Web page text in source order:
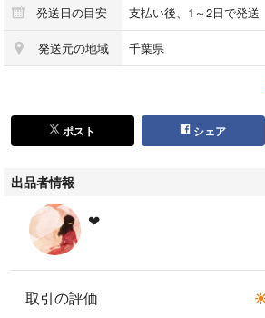
#七五三 #子供 #着物 #浴衣 #花柄 #手毬 #ピン
柄 #和 #大正浪漫 #昭和レトロ #アンティーク
物 #普段着物 #着物散歩 #小紋 #羽織 #リサイ
袋帯 #袋帯 #丸帯 #昼夜帯 #刺繍 #紬 #お祭り
参り #卒業式 #入学式 #お茶会 #催事 #初詣 #正
発送日の目安 支払い後、1～2日で発送
発送元の地域 千葉県
ポスト シェア
出品者情報
❤︎⠀
取引の評価